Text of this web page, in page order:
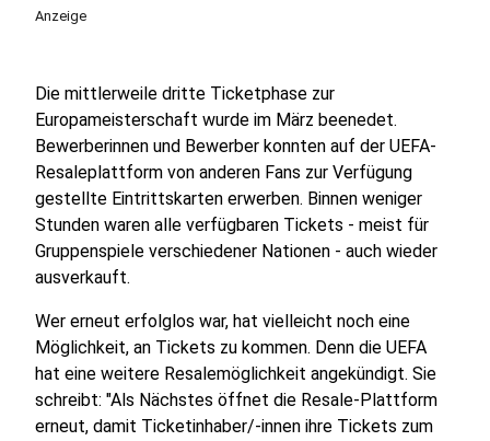
Anzeige
Die mittlerweile dritte Ticketphase zur
Europameisterschaft wurde im März beenedet.
Bewerberinnen und Bewerber konnten auf der UEFA-
Resaleplattform von anderen Fans zur Verfügung
gestellte Eintrittskarten erwerben. Binnen weniger
Stunden waren alle verfügbaren Tickets - meist für
Gruppenspiele verschiedener Nationen - auch wieder
ausverkauft.
Wer erneut erfolglos war, hat vielleicht noch eine
Möglichkeit, an Tickets zu kommen. Denn die UEFA
hat eine weitere Resalemöglichkeit angekündigt. Sie
schreibt: "Als Nächstes öffnet die Resale-Plattform
erneut, damit Ticketinhaber/-innen ihre Tickets zum